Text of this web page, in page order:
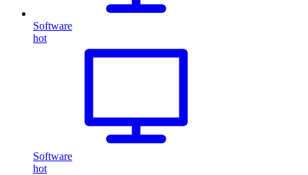
Software
hot
Software
hot